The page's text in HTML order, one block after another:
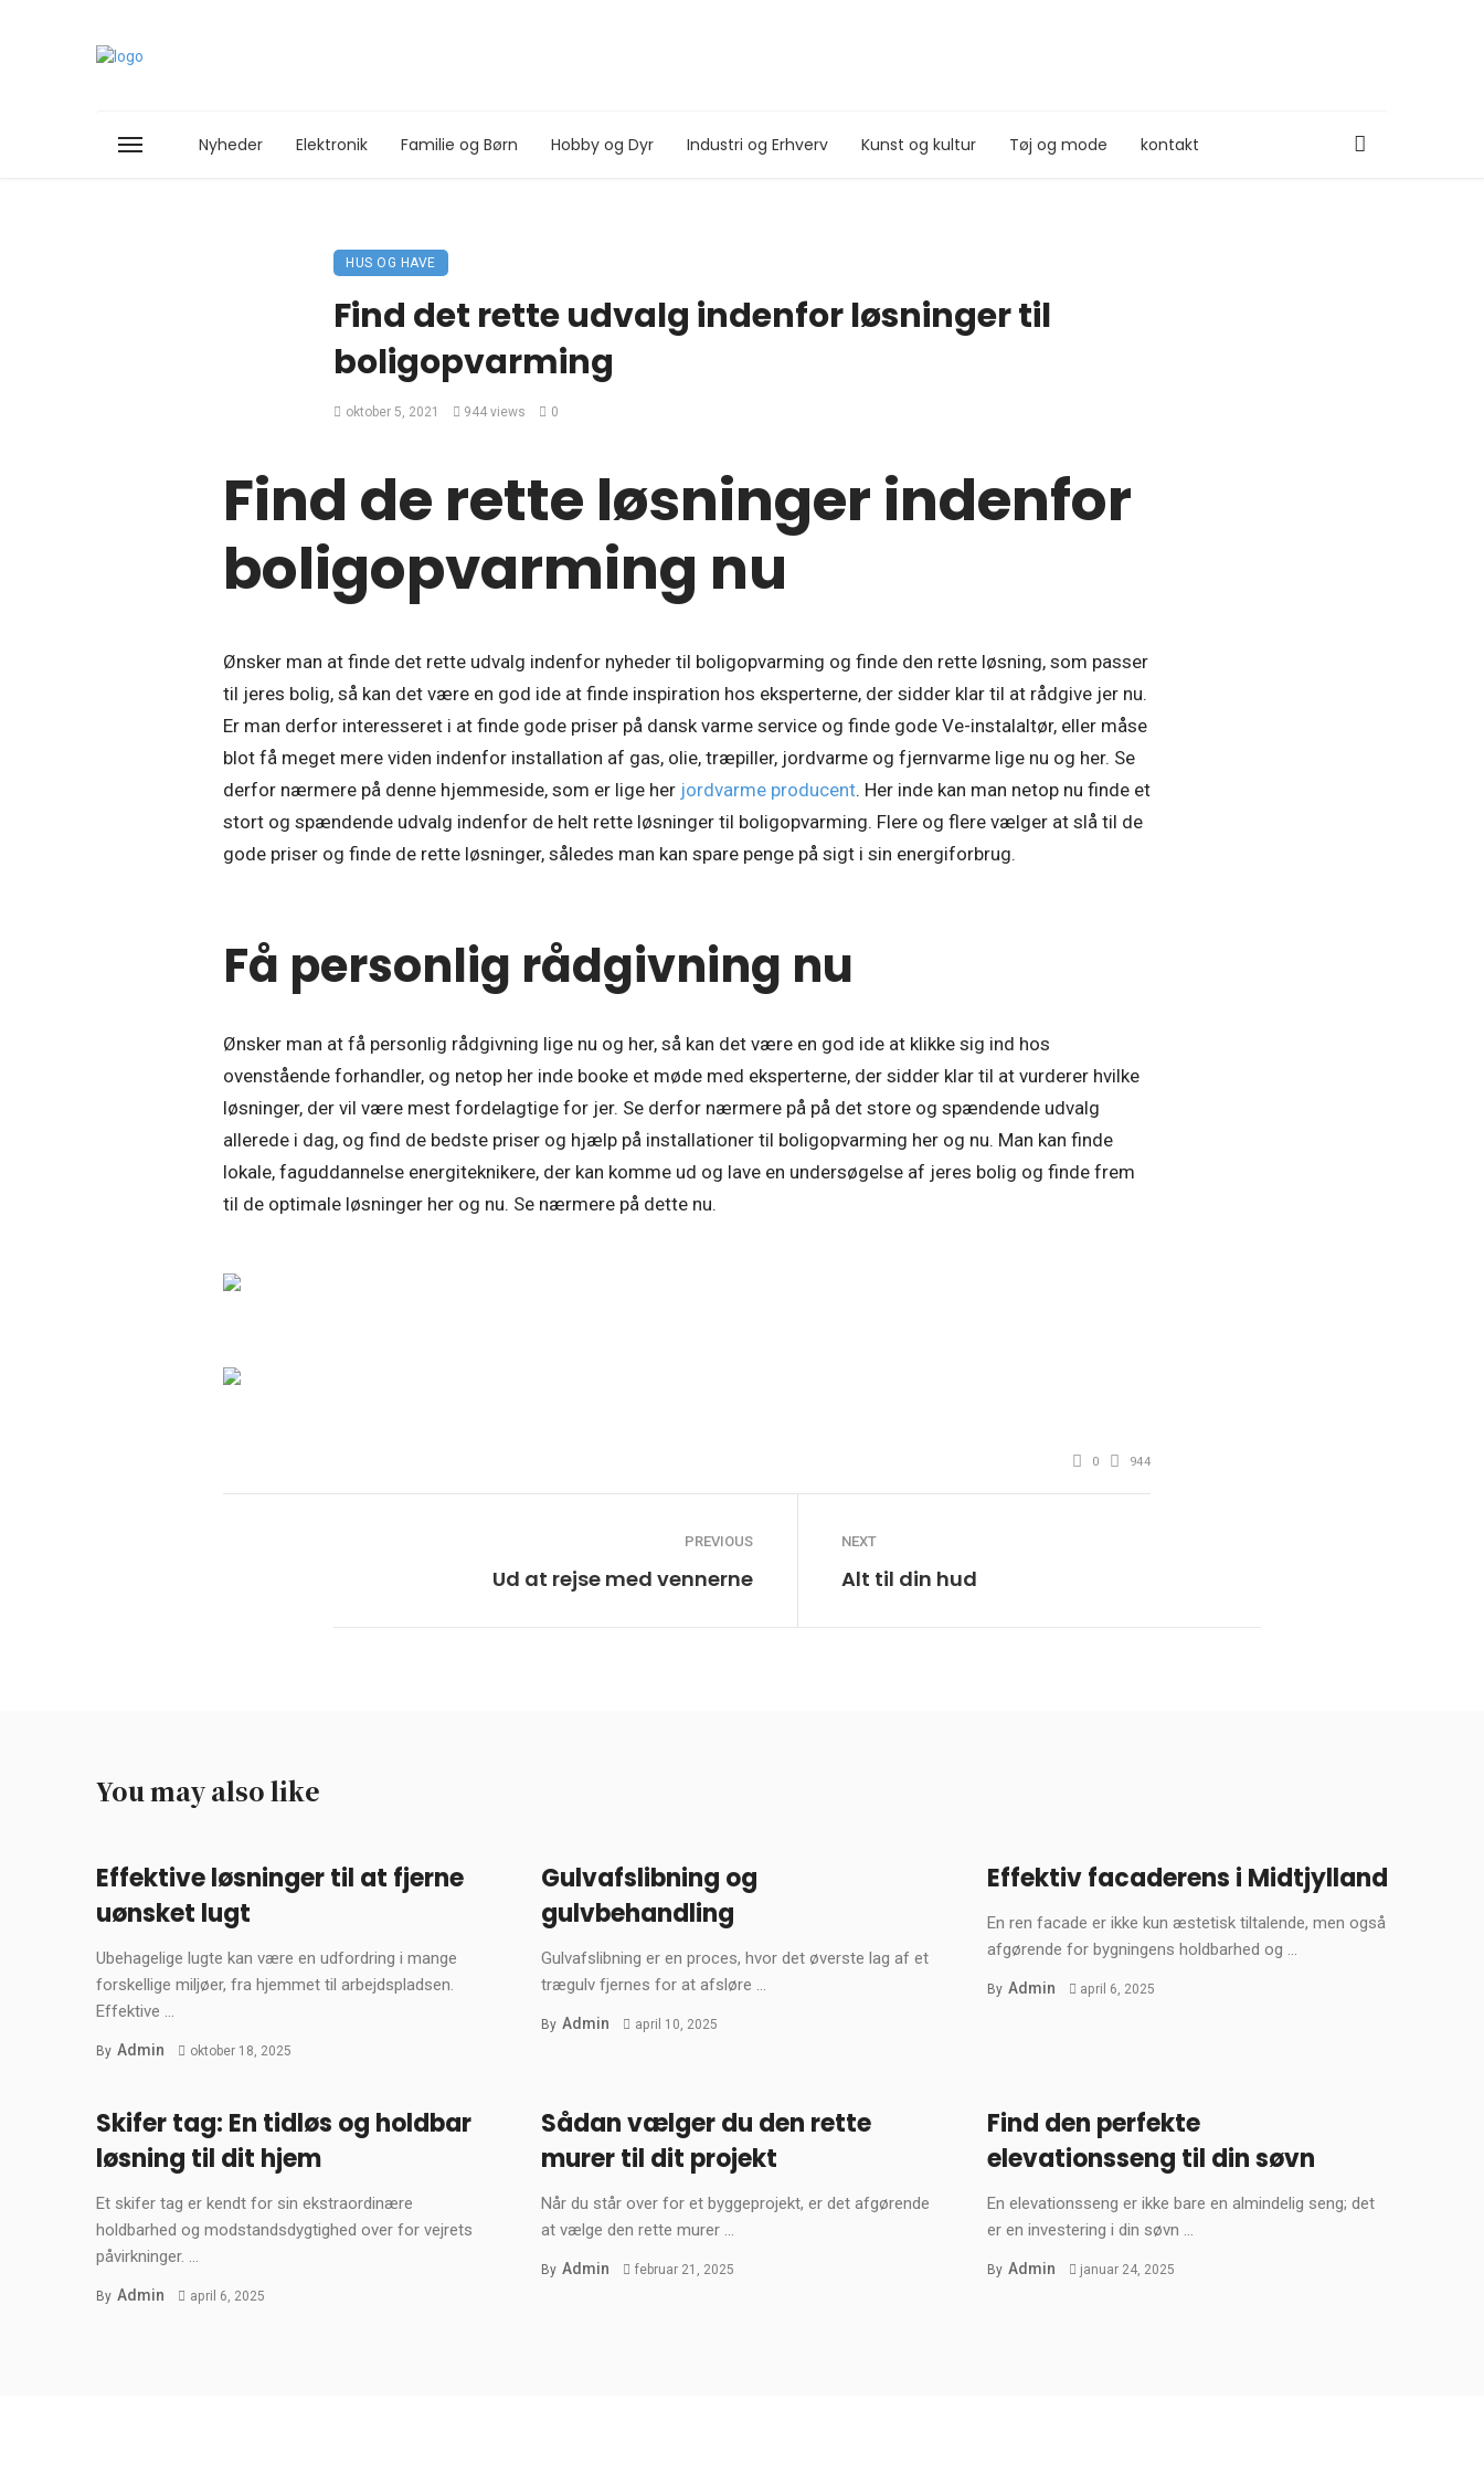
Nyheder Elektronik Familie og Børn Hobby og Dyr Industri og Erhverv Kunst og kultur Tøj og mode kontakt
HUS OG HAVE
Find det rette udvalg indenfor løsninger til
boligopvarming
oktober 5, 2021 944 views 0
Find de rette løsninger indenfor
boligopvarming nu
Ønsker man at finde det rette udvalg indenfor nyheder til boligopvarming og finde den rette løsning, som passer
til jeres bolig, så kan det være en god ide at finde inspiration hos eksperterne, der sidder klar til at rådgive jer nu.
Er man derfor interesseret i at finde gode priser på dansk varme service og finde gode Ve-instalaltør, eller måse
blot få meget mere viden indenfor installation af gas, olie, træpiller, jordvarme og fjernvarme lige nu og her. Se
derfor nærmere på denne hjemmeside, som er lige her jordvarme producent. Her inde kan man netop nu finde et
stort og spændende udvalg indenfor de helt rette løsninger til boligopvarming. Flere og flere vælger at slå til de
gode priser og finde de rette løsninger, således man kan spare penge på sigt i sin energiforbrug.
Få personlig rådgivning nu
Ønsker man at få personlig rådgivning lige nu og her, så kan det være en god ide at klikke sig ind hos
ovenstående forhandler, og netop her inde booke et møde med eksperterne, der sidder klar til at vurderer hvilke
løsninger, der vil være mest fordelagtige for jer. Se derfor nærmere på på det store og spændende udvalg
allerede i dag, og find de bedste priser og hjælp på installationer til boligopvarming her og nu. Man kan finde
lokale, faguddannelse energiteknikere, der kan komme ud og lave en undersøgelse af jeres bolig og finde frem
til de optimale løsninger her og nu. Se nærmere på dette nu.
0 944
PREVIOUS
Ud at rejse med vennerne
NEXT
Alt til din hud
You may also like
Effektive løsninger til at fjerne
uønsket lugt
Ubehagelige lugte kan være en udfordring i mange
forskellige miljøer, fra hjemmet til arbejdspladsen.
Effektive ...
By Admin oktober 18, 2025
Gulvafslibning og
gulvbehandling
Gulvafslibning er en proces, hvor det øverste lag af et
trægulv fjernes for at afsløre ...
By Admin april 10, 2025
Effektiv facaderens i Midtjylland
En ren facade er ikke kun æstetisk tiltalende, men også
afgørende for bygningens holdbarhed og ...
By Admin april 6, 2025
Skifer tag: En tidløs og holdbar
løsning til dit hjem
Et skifer tag er kendt for sin ekstraordinære
holdbarhed og modstandsdygtighed over for vejrets
påvirkninger. ...
By Admin april 6, 2025
Sådan vælger du den rette
murer til dit projekt
Når du står over for et byggeprojekt, er det afgørende
at vælge den rette murer ...
By Admin februar 21, 2025
Find den perfekte
elevationsseng til din søvn
En elevationsseng er ikke bare en almindelig seng; det
er en investering i din søvn ...
By Admin januar 24, 2025